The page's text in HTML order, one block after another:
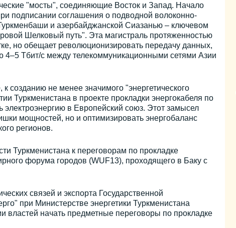
"мосты", соединяющие Восток и Запад. Начало
подписании соглашения о подводной волоконно-
и азербайджанской Сиазанью – ключевом
Шелковый путь". Эта магистраль протяженностью
но обещает революционизировать передачу данных,
4–5 Тбит/с между телекоммуникационными сетями Азии
созданию не менее значимого "энергетического
Туркменистана в проекте прокладки энергокабеля по
электроэнергию в Европейский союз. Этот замысел
мощностей, но и оптимизировать энергобаланс
регионов.
Туркменистана к переговорам по прокладке
форума городов (WUF13), проходящего в Баку с
связей и экспорта Государственной
при Министерстве энергетики Туркменистана
начать предметные переговоры по прокладке